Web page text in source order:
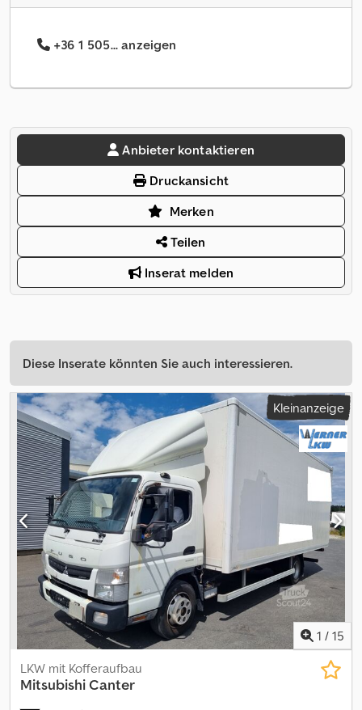
+36 1 505... anzeigen
Anbieter kontaktieren
Druckansicht
Merken
Teilen
Inserat melden
Diese Inserate könnten Sie auch interessieren.
Kleinanzeige
1 / 15
LKW mit Kofferaufbau
MitsubishiCanter